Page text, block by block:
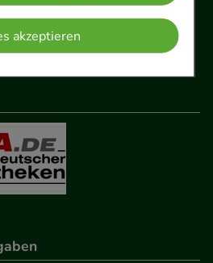
werden genutzt um das
ansprechender zu gestalten,
des
Seite an bevorzugte
Spracheinstellung)
ermöglichen es uns
zugeschrittene Inhalte
akzeptieren